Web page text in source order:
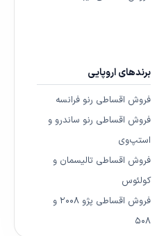
برندهای اروپایی
فروش اقساطی رنو فرانسه
فروش اقساطی رنو ساندرو و
استپ‌وی
فروش اقساطی تالیسمان و
کولئوس
فروش اقساطی پژو ۲۰۰۸ و
۵۰۸